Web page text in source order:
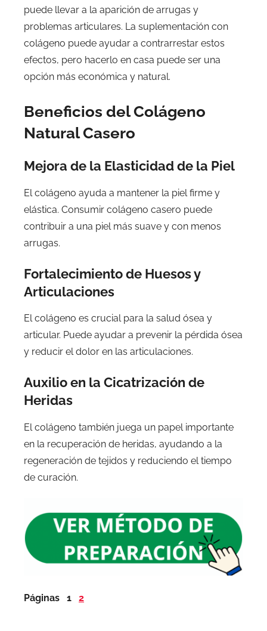
puede llevar a la aparición de arrugas y
problemas articulares. La suplementación con
colágeno puede ayudar a contrarrestar estos
efectos, pero hacerlo en casa puede ser una
opción más económica y natural.
Beneficios del Colágeno
Natural Casero
Mejora de la Elasticidad de la Piel
El colágeno ayuda a mantener la piel firme y
elástica. Consumir colágeno casero puede
contribuir a una piel más suave y con menos
arrugas.
Fortalecimiento de Huesos y
Articulaciones
El colágeno es crucial para la salud ósea y
articular. Puede ayudar a prevenir la pérdida ósea
y reducir el dolor en las articulaciones.
Auxilio en la Cicatrización de
Heridas
El colágeno también juega un papel importante
en la recuperación de heridas, ayudando a la
regeneración de tejidos y reduciendo el tiempo
de curación.
Páginas 1 2